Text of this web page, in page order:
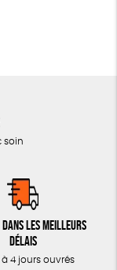
soin
dans les meilleurs
délais
à 4 jours ouvrés